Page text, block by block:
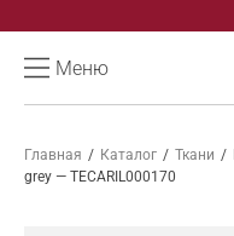
Меню
Главная / Каталог / Ткани /
grey — TECARIL000170